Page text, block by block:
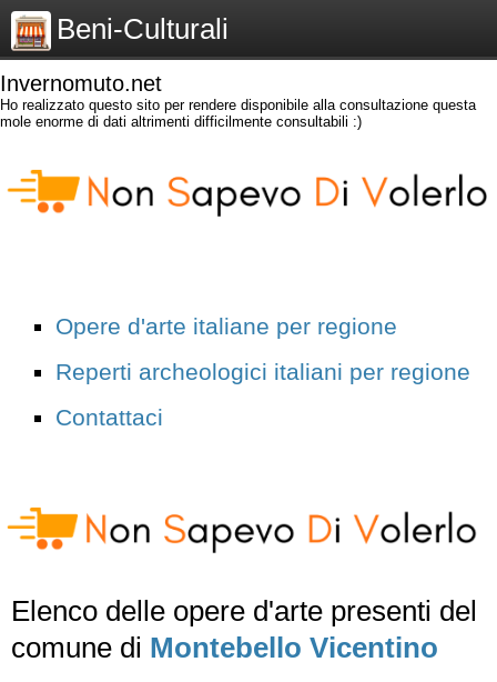
Beni-Culturali
Invernomuto.net
Ho realizzato questo sito per rendere disponibile alla consultazione questa
mole enorme di dati altrimenti difficilmente consultabili :)
Opere d'arte italiane per regione
Reperti archeologici italiani per regione
Contattaci
Elenco delle opere d'arte presenti del
comune di Montebello Vicentino